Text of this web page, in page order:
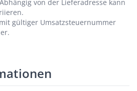
Abhängig von der Lieferadresse kann
gültiger Umsatzsteuernummer